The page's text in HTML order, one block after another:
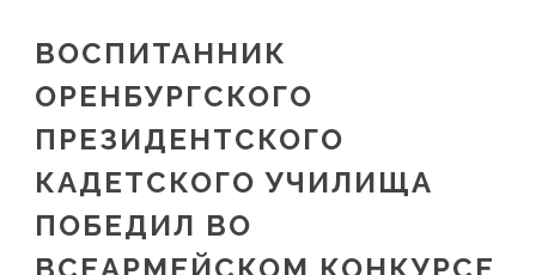
ВОСПИТАННИК
ОРЕНБУРГСКОГО
ПРЕЗИДЕНТСКОГО
КАДЕТСКОГО УЧИЛИЩА
ПОБЕДИЛ ВО